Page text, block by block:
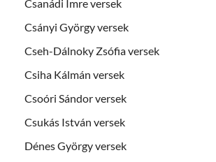
Csanádi Imre versek
Csányi György versek
Cseh-Dálnoky Zsófia versek
Csiha Kálmán versek
Csoóri Sándor versek
Csukás István versek
Dénes György versek